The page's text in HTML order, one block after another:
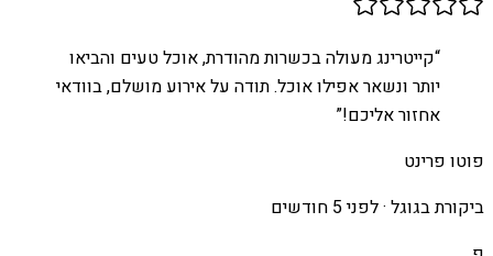
“קייטרינג מעולה בכשרות מהודרת, אוכל טעים והביאו
יותר ונשאר אפילו אוכל. תודה על אירוע מושלם, בוודאי
אחזור אליכם!”
פוטו פרינט
ביקורת בגוגל ·לפני 5 חודשים